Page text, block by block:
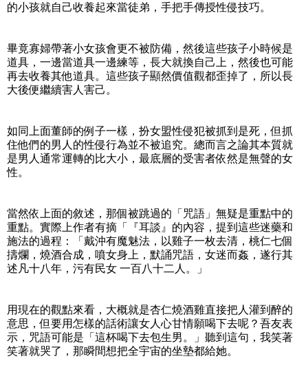
的小孩就自己收養起來當徒弟，手把手傳授性侵技巧。
畢竟寡婦帶著小女孩會更不被防備，然後這些孩子小時候是
道具，一邊當道具一邊練等，長大就換自己上，然後也可能
再去收養其他道具。這些孩子顯然價值觀都歪掉了，所以長
大後便繼續害人害己。
如同上面董師的例子一樣，扮女盟性侵犯被抓到是死，但抓
住他們的男人的性侵行為並不被追究。總而言之論其本質就
是男人通常運轉的比大小，最底層的受害者依然是無聲的女
性。
當然依上面的敘述，那個被跳過的「咒語」無疑是重點中的
重點。實際上作者有摘「『耳談』的內容，提到這些迷藥和
施法的過程：「戴沖有魔魅法，以雞子一枚去清，桃仁七個
擣爛，燒酒合成，噴女身上，默誦咒語，女迷而姦，遂行其
述凡十八年，污有民女 一百八十二人。」
用現在的觀點來看，大概就是杏仁燒酒雞直接把人灌到醉的
意思，但要用怎樣的話術讓女人心甘情願喝下去呢？吾友表
示，咒語可能是「這杯喝下去包生男。」聽到這句，我笑著
笑著就哭了，那瞬間想把全宇宙的坐墊都給她。